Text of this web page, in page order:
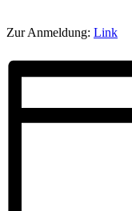
Zur Anmeldung: Link